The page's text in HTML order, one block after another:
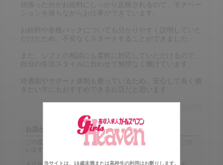
当サイトは、18歳未満または高校生の利用はお断りします。
頑張った分がお給料にしっかり反映されるので、モチベー
ションを保ちながらお仕事ができています。
お給料や各種バックについても分かりやすく説明していた
だけたため、不安なくスタートすることができました。
また、シフトの相談にも柔軟に対応していただけるので、
自分の生活スタイルに合わせて無理なく働けています。
待遇面やサポート体制も整っているため、安心して長く働
この度は嬉しい口コミをご投稿いただき、誠にありがとうござ